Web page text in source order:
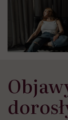
wyobraźni"